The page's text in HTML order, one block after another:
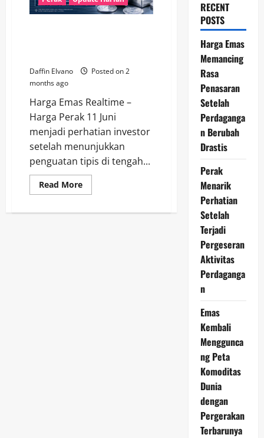
Daffin Elvano
Posted on 2
months ago
Harga Emas Realtime –
Harga Perak 11 Juni
menjadi perhatian investor
setelah menunjukkan
penguatan tipis di tengah...
Read MoreRead
more
Perak
RECENT
POSTS
Harga Emas
Memancing
Rasa
Penasaran
Setelah
Perdaganga
n Berubah
Drastis
Perak
Menarik
Perhatian
Setelah
Terjadi
Pergeseran
Aktivitas
Perdaganga
n
Emas
Kembali
Menggunca
ng Peta
Komoditas
Dunia
dengan
Pergerakan
Terbarunya